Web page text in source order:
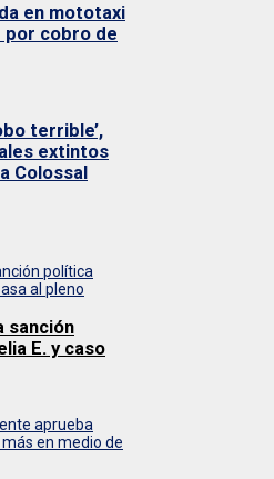
en mototaxi
por cobro de
terrible’,
extintos
Colossal
sanción
E. y caso